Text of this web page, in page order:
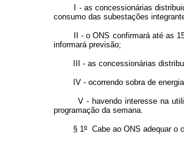
I - as concessionárias
consumo das subestações
II - o ONS confirmará até as
informará previsão;
III - as concessionárias
IV - ocorrendo sobra de energia,
V - havendo interesse na
programação da semana.
§ 1º Cabe ao ONS adequar o